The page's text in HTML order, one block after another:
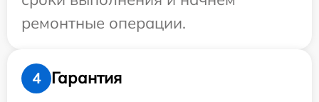
ремонтные операции.
4
Гарантия